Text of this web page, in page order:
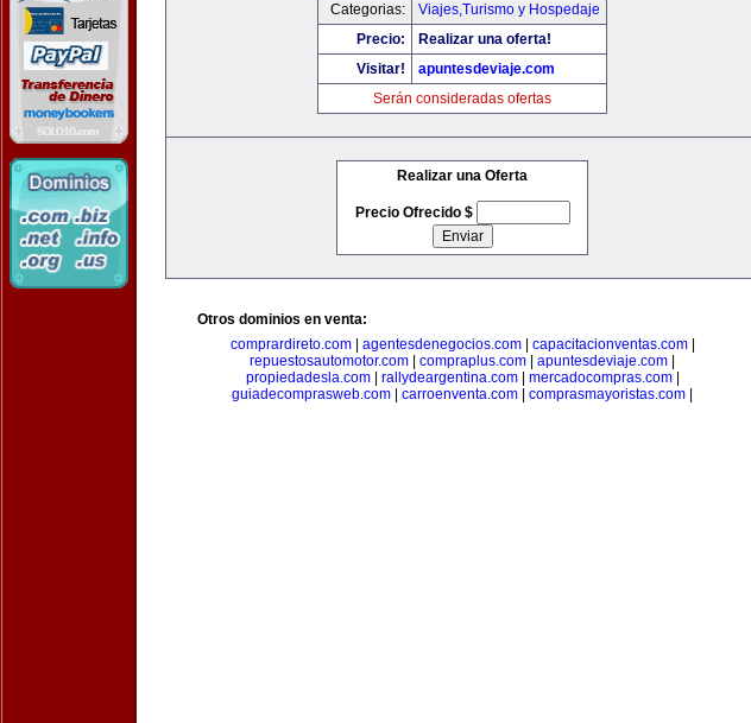
Categorias:
Viajes,Turismo y Hospedaje
Precio:
Realizar una oferta!
Visitar!
apuntesdeviaje.com
Serán consideradas ofertas
Realizar una Oferta
Precio Ofrecido $
Otros dominios en venta:
comprardireto.com| agentesdenegocios.com| capacitacionventas.com|
repuestosautomotor.com
compraplus.com apuntesdeviaje.com
propiedadesla.com| rallydeargentina.com| mercadocompras.com|
guiadecomprasweb.com
carroenventa.com comprasmayoristas.com